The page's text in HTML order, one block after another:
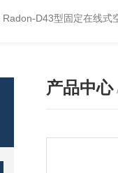
Radon-D43型固定在线式
产品中心